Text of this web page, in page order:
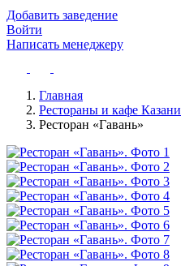
Добавить заведение
Войти
Написать менеджеру
Главная
Рестораны и кафе Казани
Ресторан «Гавань»